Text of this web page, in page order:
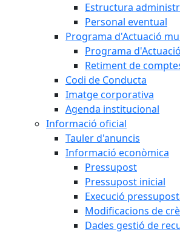
Estructura
Personal eventual
Programa d'Actuació
Programa
Retiment de
Codi de Conducta
Imatge corporativa
Agenda institucional
Informació oficial
Tauler d'anuncis
Informació econòmica
Pressupost
Pressupost inicial
Execució
Modificacions de
Dades gestió de